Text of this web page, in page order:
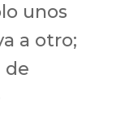
unos
a otro;
de